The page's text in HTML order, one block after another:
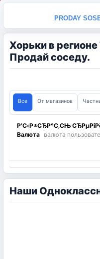
PRODAY
Хорьки в
Продай соседу.
Все От магазинов
Выбрать регион Томская
Валюта валюта
Наши